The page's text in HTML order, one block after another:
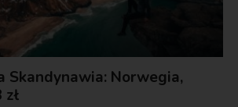
Skandynawia: Norwegia,